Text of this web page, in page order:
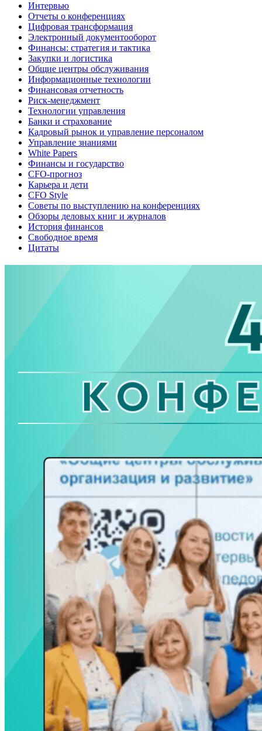
Интервью
Отчеты о конференциях
Цифровая трансформация
Электронный документооборот
Финансы: стратегия и тактика
Закупки и логистика
Общие центры обслуживания
Информационные технологии
Финансовая отчетность
Риск-менеджмент
Технологии управления
Банки и страхование
Кадровый рынок и управление персоналом
Управление знаниями
White Papers
Финансы и государство
CFO-прогноз
Карьера и дети
CFO Style
Советы по выступлению на конференциях
Обзоры деловых книг и журналов
История финансов
Свободное время
Цитаты